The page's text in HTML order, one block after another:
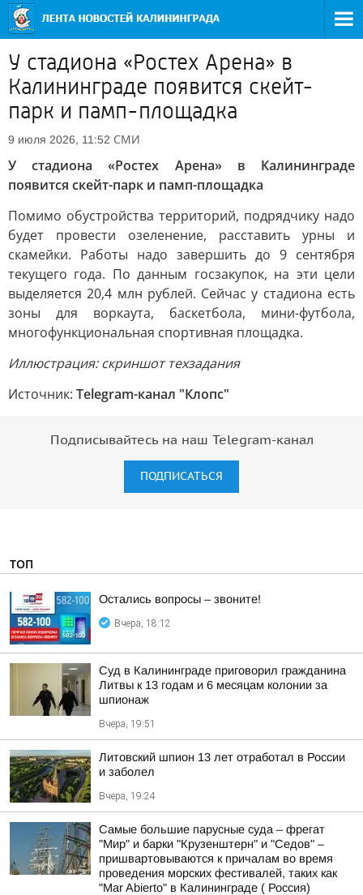
У стадиона «Ростех Арена» в
Калининграде появится скейт-
парк и памп-площадка
9 июля 2026, 11:52 СМИ
У стадиона «Ростех Арена» в Калининграде
появится скейт-парк и памп-площадка
Помимо обустройства территорий, подрядчику надо
будет провести озеленение, расставить урны и
скамейки. Работы надо завершить до 9 сентября
текущего года. По данным госзакупок, на эти цели
выделяется 20,4 млн рублей. Сейчас у стадиона есть
зоны для воркаута, баскетбола, мини-футбола,
многофункциональная спортивная площадка.
Иллюстрация: скриншот техзадания
Источник: Telegram-канал "Клопс"
Подписывайтесь на наш Telegram-канал
ПОДПИСАТЬСЯ
ТОП
Остались вопросы – звоните!
Вчера, 18:12
Суд в Калининграде приговорил гражданина
Литвы к 13 годам и 6 месяцам колонии за
шпионаж
Вчера, 19:51
Литовский шпион 13 лет отработал в России
и заболел
Вчера, 19:24
Самые большие парусные суда – фрегат
"Мир" и барки "Крузенштерн" и "Седов" –
пришвартовываются к причалам во время
проведения морских фестивалей, таких как
"Mar Abierto" в Калининграде ( Россия)